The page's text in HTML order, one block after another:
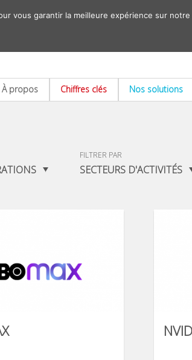
À propos Chiffres clés Nos solutions
FILTRER PAR
SECTEURS D'ACTIVITÉS
vous garantir la meilleure expérience sur